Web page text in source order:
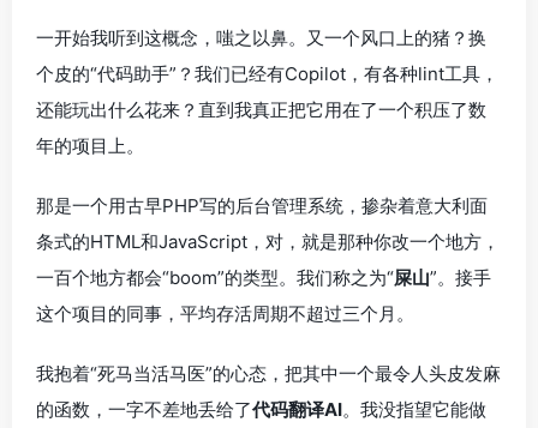
一开始我听到这概念，嗤之以鼻。又一个风口上的猪？换
个皮的“代码助手”？我们已经有Copilot，有各种lint工具，
还能玩出什么花来？直到我真正把它用在了一个积压了数
年的项目上。
那是一个用古早PHP写的后台管理系统，掺杂着意大利面
条式的HTML和JavaScript，对，就是那种你改一个地方，
一百个地方都会“boom”的类型。我们称之为“屎山”。接手
这个项目的同事，平均存活周期不超过三个月。
我抱着“死马当活马医”的心态，把其中一个最令人头皮发麻
的函数，一字不差地丢给了代码翻译AI。我没指望它能做